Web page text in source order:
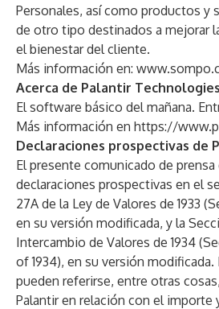
Personales, así como productos y
de otro tipo destinados a mejorar
el bienestar del cliente.
Más información en:
Acerca de Palantir
El software básico del mañana.
Más información en https://
Declaraciones prospectivas de
El presente comunicado de
declaraciones prospectivas en el
27A de la Ley de Valores de 1933
en su versión modificada, y la
Intercambio de Valores de 1934
of 1934), en su versión modificada.
pueden referirse, entre otras
Palantir en relación con el importe